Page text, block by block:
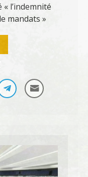
l’indemnité
mandats »